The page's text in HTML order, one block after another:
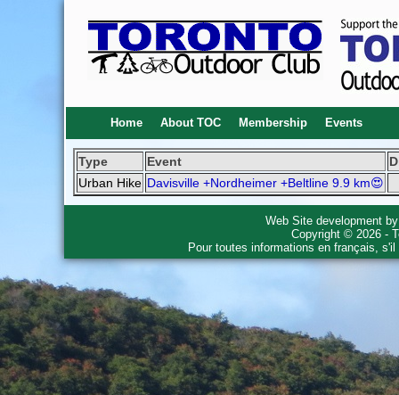
Home About TOC Membership Events
Type Event
Urban Hike Davisville +Nordheimer +Beltline 9.9 km😍
Web Site development
Copyright © 2026 -
Pour toutes informations en français,